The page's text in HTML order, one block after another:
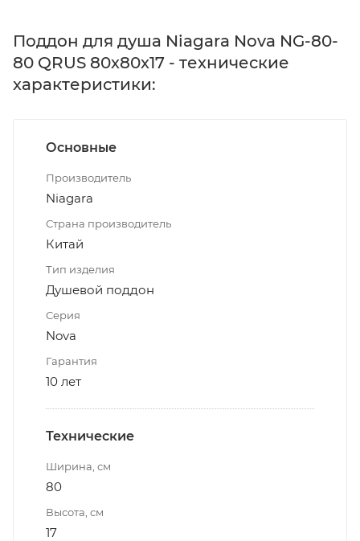
Поддон для душа Niagara Nova NG-80-
80 QRUS 80х80х17 - технические
характеристики:
Основные
Производитель
Niagara
Страна производитель
Китай
Тип изделия
Душевой поддон
Серия
Nova
Гарантия
10 лет
Технические
Ширина, см
80
Высота, см
17